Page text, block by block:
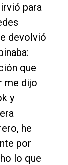
para
devolvió
que
me dijo
y
he
por
lo que